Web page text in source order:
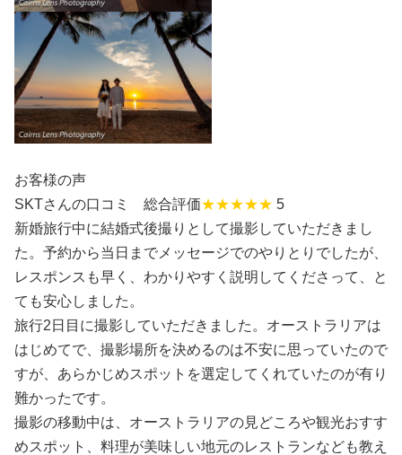
お客様の声
SKTさんの口コミ 総合評価★★★★★ 5
新婚旅行中に結婚式後撮りとして撮影していただきまし
た。予約から当日までメッセージでのやりとりでしたが、
レスポンスも早く、わかりやすく説明してくださって、と
ても安心しました。
旅行2日目に撮影していただきました。オーストラリアは
はじめてで、撮影場所を決めるのは不安に思っていたので
すが、あらかじめスポットを選定してくれていたのが有り
難かったです。
撮影の移動中は、オーストラリアの見どころや観光おすす
めスポット、料理が美味しい地元のレストランなども教え